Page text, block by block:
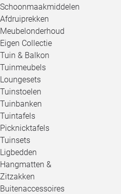
Schoonmaakmiddelen
Afdruiprekken
Meubelonderhoud
Eigen Collectie
Tuin & Balkon
Tuinmeubels
Loungesets
Tuinstoelen
Tuinbanken
Tuintafels
Picknicktafels
Tuinsets
Ligbedden
Hangmatten &
Zitzakken
Buitenaccessoires